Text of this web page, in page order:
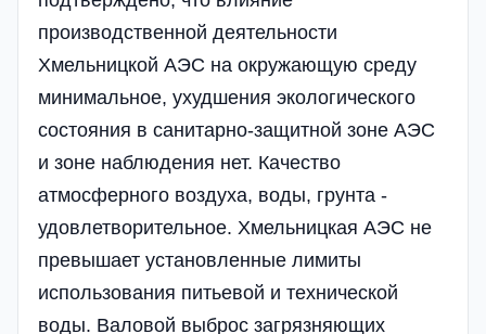
производственной деятельности
Хмельницкой АЭС на окружающую среду
минимальное, ухудшения экологического
состояния в санитарно-защитной зоне АЭС
и зоне наблюдения нет. Качество
атмосферного воздуха, воды, грунта -
удовлетворительное. Хмельницкая АЭС не
превышает установленные лимиты
использования питьевой и технической
воды. Валовой выброс загрязняющих